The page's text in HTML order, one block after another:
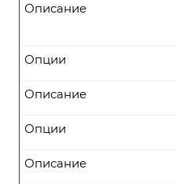
Описание
Опции
Описание
Опции
Описание